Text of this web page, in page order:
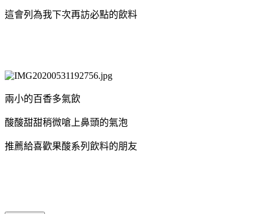
這會列為我下次再訪必點的飲料
兩小的百香多氣飲
酸酸甜甜稍微嗆上鼻頭的氣泡
推薦給喜歡果酸系列飲料的朋友